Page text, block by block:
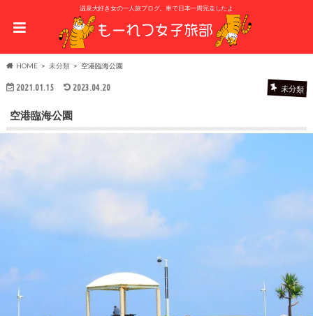
温泉大好き女の一人旅ブログ。車で日本一周完走したよ
HOME 未分類 空港臨海公園
2021.01.15 2023.04.20 未分類
空港臨海公園